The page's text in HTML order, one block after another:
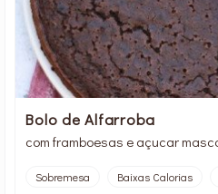
Bolo de Alfarroba
com framboesas e açucar
Sobremesa Baixas Calorias